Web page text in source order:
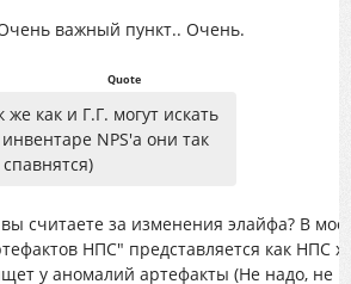
важный пункт.. Очень.
Quote
же как и Г.Г. могут искать
NPS'а они так
спавнятся)
вы считаете за изменения элайфа? В
НПС" представляется как НПС
у аномалий артефакты (Не надо, не